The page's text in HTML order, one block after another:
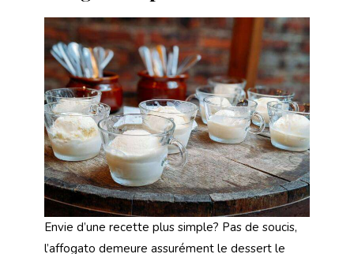
Envie d’une recette plus simple? Pas de soucis,
l’affogato demeure assurément le dessert le